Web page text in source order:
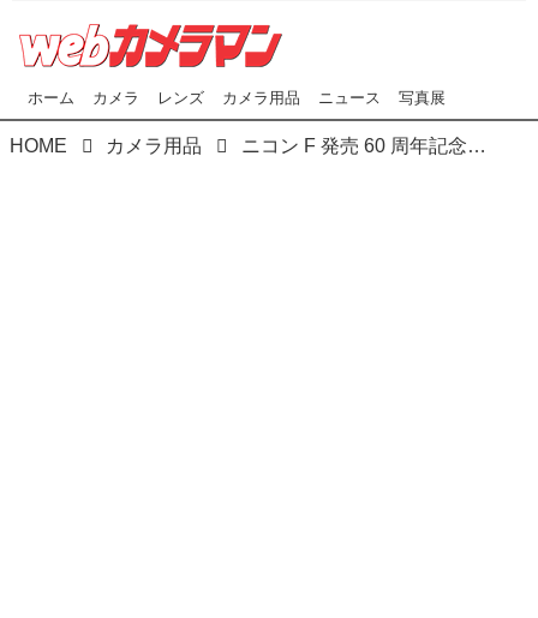
ホーム カメラ レンズ カメラ用品 ニュース 写真展
HOME カメラ用品 ニコン F 発売 60 周年記念「ニコン F ウォッチ」 ニコンミュージアムでのみ購入可能も完売！